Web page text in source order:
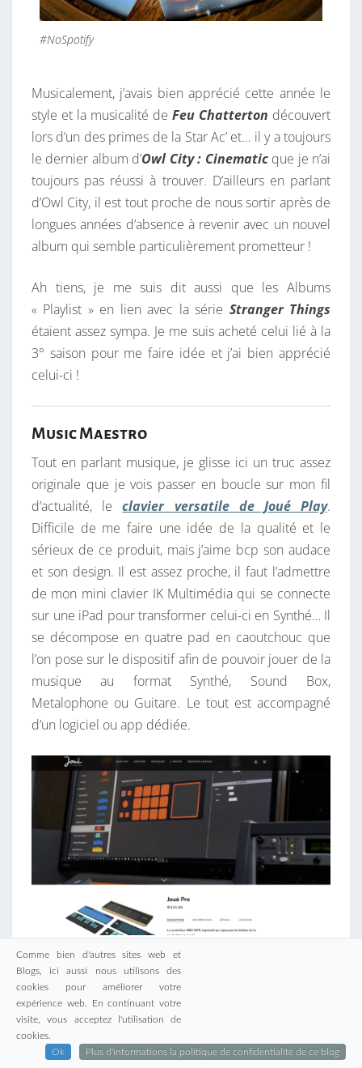
#NoSpotify
Musicalement, j’avais bien apprécié cette année le
style et la musicalité de Feu Chatterton découvert
lors d’un des primes de la Star Ac’ et… il y a toujours
le dernier album d’Owl City : Cinematicque je n’ai
toujours pas réussi à trouver. D’ailleurs en parlant
d’Owl City, il est tout proche de nous sortir après de
longues années d’absence à revenir avec un nouvel
album qui semble particulièrement prometteur !
Ah tiens, je me suis dit aussi que les Albums
« Playlist » en lien avec la série Stranger Things
étaient assez sympa. Je me suis acheté celui lié à la
3° saison pour me faire idée et j’ai bien apprécié
celui-ci !
Music Maestro
Tout en parlant musique, je glisse ici un truc assez
originale que je vois passer en boucle sur mon fil
d’actualité, leclavier versatile de Joué Play.
Difficile de me faire une idée de la qualité et le
sérieux de ce produit, mais j’aime bcp son audace
et son design. Il est assez proche, il faut l’admettre
de mon mini clavier IK Multimédia qui se connecte
sur une iPad pour transformer celui-ci en Synthé… Il
se décompose en quatre pad en caoutchouc que
l’on pose sur le dispositif afin de pouvoir jouer de la
musique au format Synthé, Sound Box,
Metalophone ou Guitare. Le tout est accompagné
d’un logiciel ou app dédiée.
Tout en parlant musique, j’avoue que j’aimerais
revoir un peu l’espace de mon antre en bas pour lui
donner plus de place à la musique. Cela
impliquerait d’y faire du rangement, et des choix….
Indépendamment du temps que je n’ai pas pour
Comme bien d'autres sites web et
Blogs, ici aussi nous utilisons des
cookies pour améliorer votre
expérience web. En continuant votre
visite, vous acceptez l'utilisation de
cookies.
Ok
Plus d'informations la politique de confidentialité de ce blog